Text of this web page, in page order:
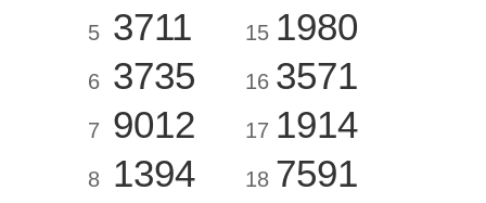
5 3711
6 3735
7 9012
8 1394
15 1980
16 3571
17 1914
18 7591